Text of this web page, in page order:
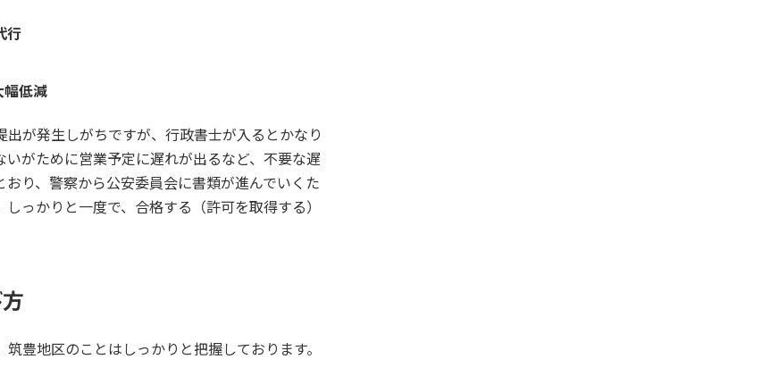
行
幅低減
が発生しがちですが、行政書士が入るとかなり
がために営業予定に遅れが出るなど、不要な遅
り、警察から公安委員会に書類が進んでいくた
っかりと一度で、合格する（許可を取得する）
豊地区のことはしっかりと把握しております。